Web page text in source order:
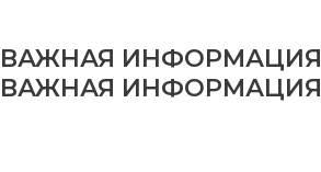
ВАЖНАЯ ИНФОРМАЦИЯ
ВАЖНАЯ ИНФОРМАЦИЯ